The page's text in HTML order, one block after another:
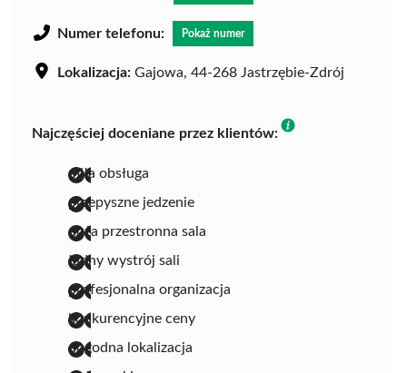
Numer telefonu: Pokaż numer
Lokalizacja: Gajowa, 44-268 Jastrzębie-Zdrój
Najczęściej doceniane przez klientów:
miła obsługa
przepyszne jedzenie
duża przestronna sala
ładny wystrój sali
profesjonalna organizacja
konkurencyjne ceny
dogodna lokalizacja